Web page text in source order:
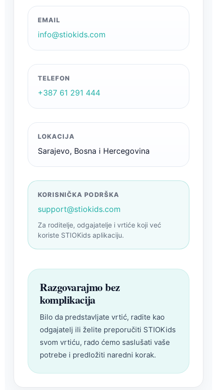
EMAIL
info@stiokids.com
TELEFON
+387 61 291 444
LOKACIJA
Sarajevo, Bosna i Hercegovina
KORISNIČKA PODRŠKA
support@stiokids.com
Za roditelje, odgajatelje i vrtiće koji već
koriste STIOKids aplikaciju.
Razgovarajmo bez
komplikacija
Bilo da predstavljate vrtić, radite kao
odgajatelj ili želite preporučiti STIOKids
svom vrtiću, rado ćemo saslušati vaše
potrebe i predložiti naredni korak.